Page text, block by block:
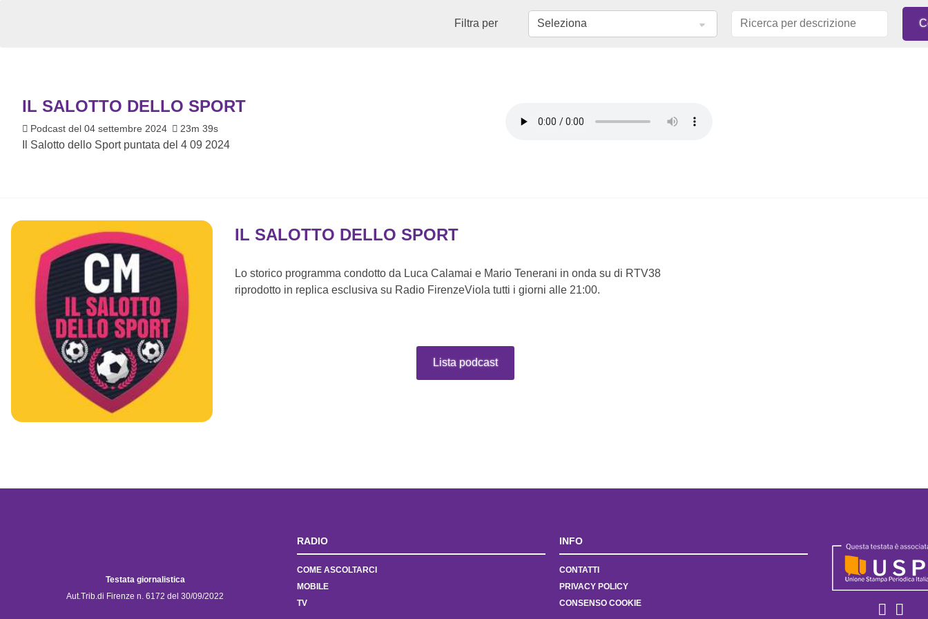
Filtra per
IL SALOTTO DELLO SPORT
Podcast del 04 settembre 2024 23m 39s
Il Salotto dello Sport puntata del 4 09 2024
IL SALOTTO DELLO SPORT
Lo storico programma condotto da Luca Calamai e Mario Tenerani in onda su di RTV38
riprodotto in replica esclusiva su Radio FirenzeViola tutti i giorni alle 21:00.
Lista podcast
Testata giornalistica
Aut.Trib.di Firenze n. 6172 del 30/09/2022
RADIO
COME ASCOLTARCI
MOBILE
TV
INFO
CONTATTI
PRIVACY POLICY
CONSENSO COOKIE